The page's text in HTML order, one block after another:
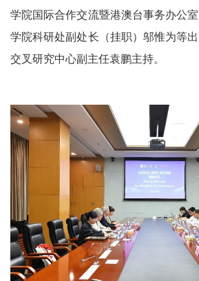
学院国际合作交流暨港澳台事务办公
学院科研处副处长（挂职）邬惟为等
交叉研究中心副主任袁鹏主持。